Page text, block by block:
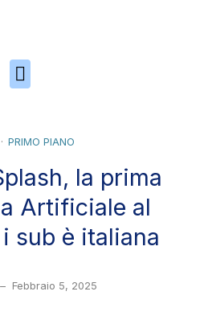
PRIMO PIANO
la prima
Artificiale al
sub è italiana
Febbraio 5, 2025